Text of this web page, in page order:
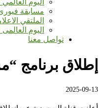
اليوم العالمي
مسابقة
الملتقي
اليوم العالمى
تواصل معنا
إطلاق برنامج
2025-09-13